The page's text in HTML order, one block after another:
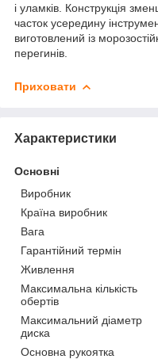
і уламків. Конструкція
часток усередину
виготовлений із
перегинів.
Приховати
Характеристики
Основні
Виробник
Країна виробник
Вага
Гарантійний термін
Живлення
Максимальна кількість
обертів
Максимальний діаметр
диска
Основна рукоятка